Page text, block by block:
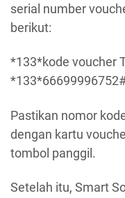
serial number
berikut:
*133*kode voucher
Pastikan nomor
dengan kartu
tombol panggil.
Setelah itu, Smart